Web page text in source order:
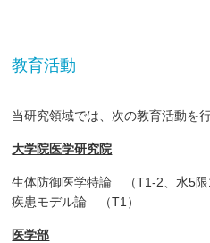
教育活動
当研究領域では、次の教育活動を
大学院医学研究院
生体防御医学特論 （T1-2、水5限
疾患モデル論 （T1）
医学部